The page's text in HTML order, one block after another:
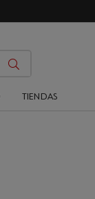
TIENDAS